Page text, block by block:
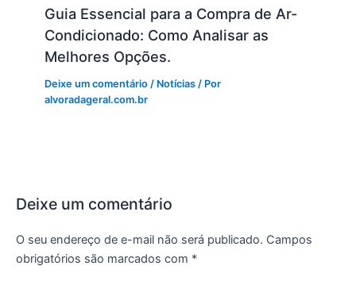
Guia Essencial para a Compra de Ar-
Condicionado: Como Analisar as
Melhores Opções.
Deixe um comentário / Notícias / Por
alvoradageral.com.br
Deixe um comentário
O seu endereço de e-mail não será publicado. Campos
obrigatórios são marcados com *